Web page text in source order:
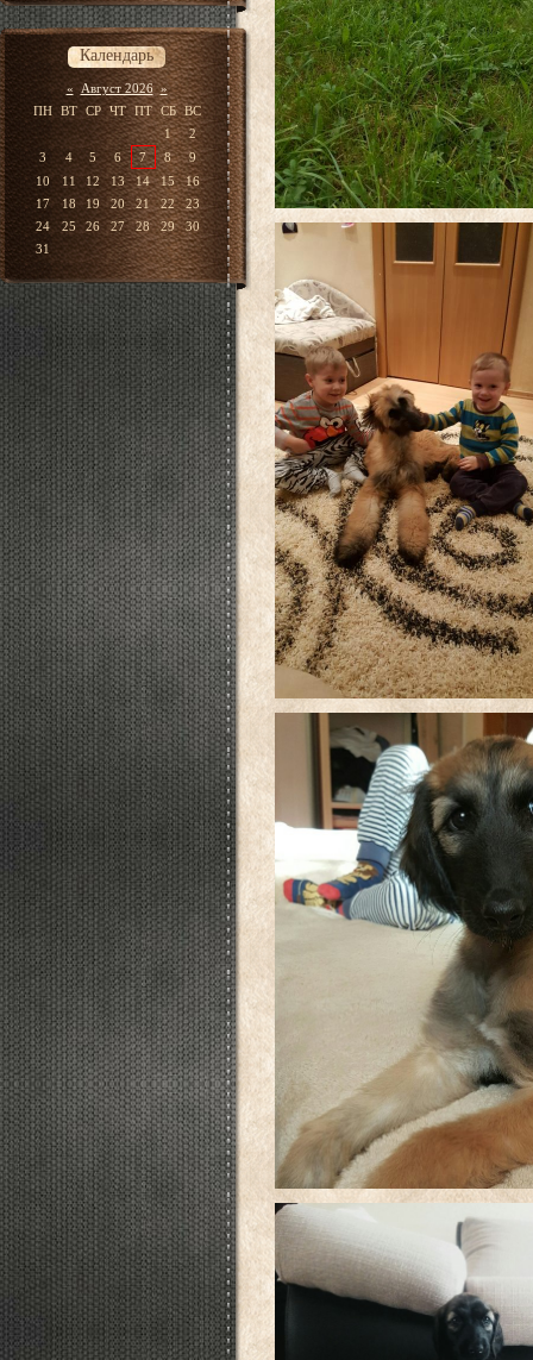
Календарь
« Август 2026 »
ПН ВТ СР ЧТ ПТ СБ ВС
1
2
3
4 5 6 7 8
9
10
11 12 13 14 15
16
17
18 19 20 21 22
23
24
25 26 27 28 29
30
31